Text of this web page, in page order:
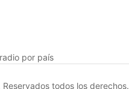
por país
todos los derechos.